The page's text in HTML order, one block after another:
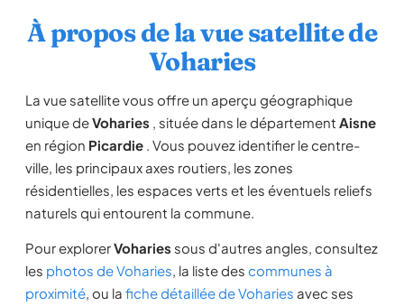
À propos de la vue satellite de
Voharies
La vue satellite vous offre un aperçu géographique
unique deVoharies , située dans le département Aisne
en région Picardie . Vous pouvez identifier le centre-
ville, les principaux axes routiers, les zones
résidentielles, les espaces verts et les éventuels reliefs
naturels qui entourent la commune.
Pour explorerVoharies sous d'autres angles, consultez
les photos de Voharies, la liste des communes à
proximité, ou la fiche détaillée de Voharies avec ses